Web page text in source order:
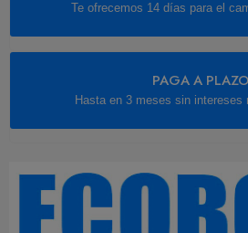
Te ofrecemos 14 días para el
PAGA A
Hasta en 3 meses sin intereses